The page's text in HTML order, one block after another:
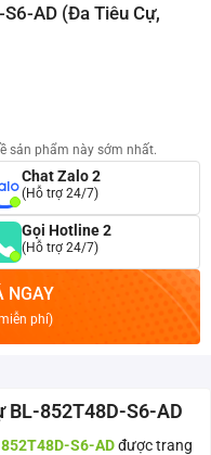
AD (Đa Tiêu Cự,
sản phẩm này sớm nhất.
Chat Zalo 2
(Hỗ trợ 24/7)
Gọi Hotline 2
(Hỗ trợ 24/7)
NGAY
phí)
BL-852T48D-S6-AD
S6-ADđược trang